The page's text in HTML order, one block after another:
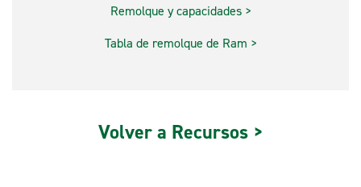
Remolque y capacidades >
Tabla de remolque de Ram >
Volver a Recursos >